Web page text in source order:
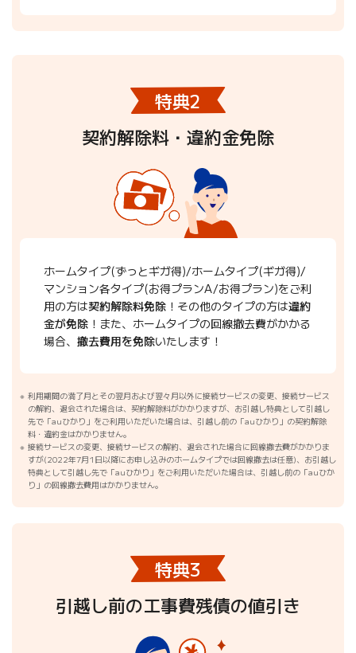
特典2
契約解除料・違約金免除
ホームタイプ(ずっとギガ得)/ホームタイプ(ギガ得)/
マンション各タイプ(お得プランA/お得プラン)をご利
用の方は契約解除料免除 ！その他のタイプの方は違約
金が免除 ！また、ホームタイプの回線撤去費がかかる
場合、 撤去費用を免除いたします！
利用期間の満了月とその翌月および翌々月以外に接続サービスの変更、接続サービス
の解約、退会された場合は、契約解除料がかかりますが、お引越し特典として引越し
先で「auひかり」をご利用いただいた場合は、引越し前の「auひかり」の契約解除
料・違約金はかかりません。
接続サービスの変更、接続サービスの解約、退会された場合に回線撤去費がかかりま
すが(2022年7月1日以降にお申し込みのホームタイプでは回線撤去は任意)、お引越し
特典として引越し先で「auひかり」をご利用いただいた場合は、引越し前の「auひか
り」の回線撤去費用はかかりません。
特典3
引越し前の工事費残債の値引き